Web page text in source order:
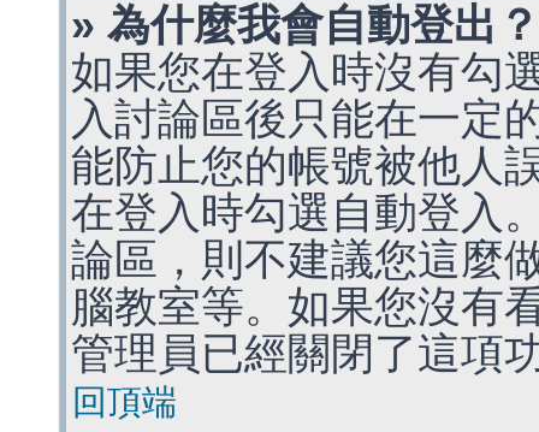
» 為什麼我會自動登出？
如果您在登入時沒有勾
入討論區後只能在一定
能防止您的帳號被他人
在登入時勾選自動登入
論區，則不建議您這麼
腦教室等。如果您沒有
管理員已經關閉了這項
回頂端